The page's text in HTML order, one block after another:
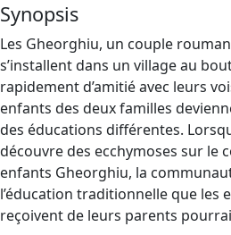
Synopsis
Les Gheorghiu, un couple
s’installent dans un village au
rapidement d’amitié avec leurs
enfants des deux familles
des éducations différentes.
découvre des ecchymoses sur le
enfants Gheorghiu, la
l’éducation traditionnelle que les
reçoivent de leurs parents